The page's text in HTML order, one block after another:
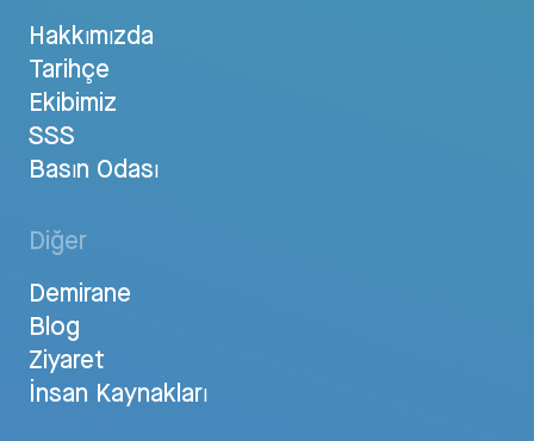
Hakkımızda
Tarihçe
Ekibimiz
SSS
Basın Odası
Diğer
Demirane
Blog
Ziyaret
İnsan Kaynakları